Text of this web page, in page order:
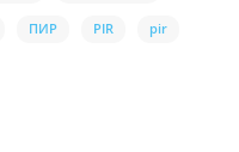
ПИР PIR pir